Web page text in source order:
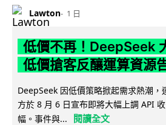
Lawton 1 日
低價不再！DeepSeek
低價搶客反釀運算資源
DeepSeek 因低價策略掀起需求熱潮，
方於 8 月 6 日宣布即將大幅上調 API
幅。事件與...
閱讀全文